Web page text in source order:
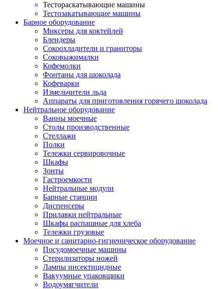
Тестораскатывающие машины
Тестозакатывающие машины
Барное оборудование
Миксеры для коктейлей
Блендеры
Сокоохладители и граниторы
Соковыжималки
Кофемолки
Фонтаны для шоколада
Кофеварки
Измельчители льда
Аппараты для приготовления горячего шоколада
Нейтральное оборудование
Ванны моечные
Столы производственные
Стеллажи
Полки
Тележки сервировочные
Шкафы
Зонты
Гастроемкости
Нейтральные модули
Барные станции
Диспенсеры
Прилавки нейтральные
Шкафы распашные для хлеба
Тележки грузовые
Моечное и санитарно-гигиеническое оборудование
Посудомоечные машины
Стерилизаторы ножей
Лампы инсектицидные
Вакуумные упаковщики
Водоумягчители